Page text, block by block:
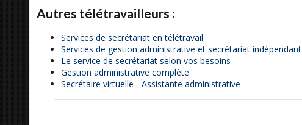
Autres télétravailleurs :
Services de secrétariat en télétravail
Services de gestion administrative et secrétariat indépendant
Le service de secrétariat selon vos besoins
Gestion administrative complète
Secrétaire virtuelle - Assistante administrative